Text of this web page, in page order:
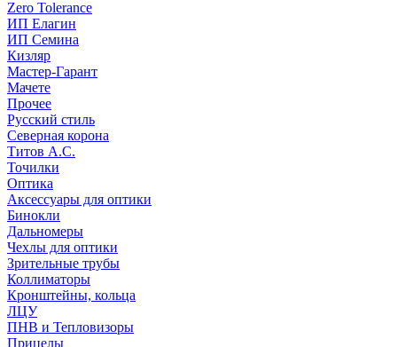
Zero Tolerance
ИП Елагин
ИП Семина
Кизляр
Мастер-Гарант
Мачете
Прочее
Русский стиль
Северная корона
Титов А.С.
Точилки
Оптика
Аксессуары для оптики
Бинокли
Дальномеры
Чехлы для оптики
Зрительные трубы
Коллиматоры
Кронштейны, кольца
ЛЦУ
ПНВ и Тепловизоры
Прицелы